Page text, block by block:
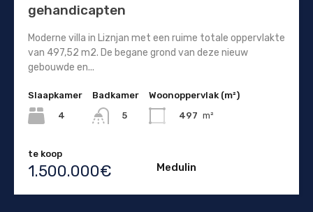
gehandicapten
Moderne villa in Liznjan met een ruime totale oppervlakte
van 497,52 m2. De begane grond van deze nieuw
gebouwde en...
Slaapkamer
4
Badkamer
5
Woonoppervlak (m²)
497 m²
te koop
1.500.000€ Medulin